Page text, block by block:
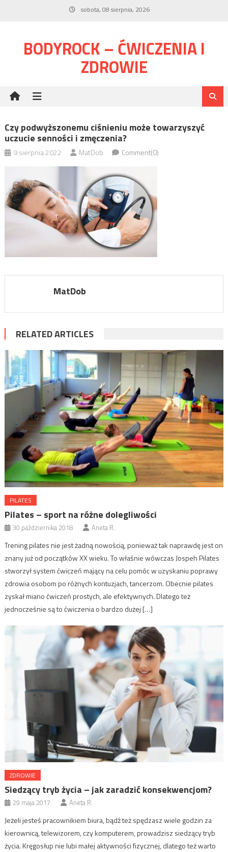
sobota, 08 sierpnia, 2026
BODYROCK – ĆWICZENIA I
ZDROWIE
Czy podwyższonemu ciśnieniu może towarzyszyć
uczucie senności i zmęczenia?
9 sierpnia 2022 MatDob Comment(0)
MatDob
RELATED ARTICLES
PILATES
Pilates – sport na różne dolegliwości
30 października 2018 Aneta R.
Trening pilates nie jest żadną nowością, ponieważ tak naprawdę jest on
znany już od początków XX wieku. To właśnie wówczas Jospeh Pilates
stworzył system ćwiczeń mający na celu pomóc w uzyskaniu poprawy
zdrowia osobom po różnych kontuzjach, tancerzom. Obecnie pilates
zyskał miano ćwiczeń prostych, ale efektywnych. Dlatego też
jednocześnie są to ćwiczenia o bardzo dużej […]
ZDROWIE
Siedzący tryb życia – jak zaradzić konsekwencjom?
29 maja 2017 Aneta R.
Jeżeli jesteś pracownikiem biura, bądź też spędzasz wiele godzin za
kierownicą, telewizorem, czy komputerem, prowadzisz siedzący tryb
życia. Kręgosłup nie lubi małej aktywności fizycznej, dlatego też warto